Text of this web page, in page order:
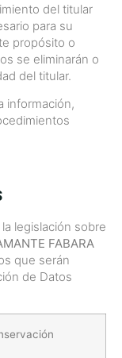
del titular
para su
propósito o
se eliminarán o
del titular.
información,
legislación sobre
FABARA
que serán
de Datos